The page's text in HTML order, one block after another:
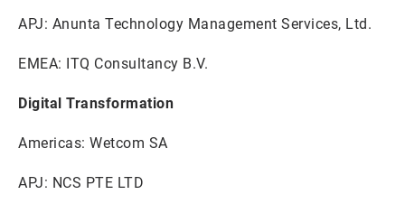
APJ: Anunta Technology Management Services, Ltd.
EMEA: ITQ Consultancy B.V.
Digital Transformation
Americas: Wetcom SA
APJ: NCS PTE LTD